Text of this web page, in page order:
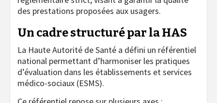
des prestations proposées aux usagers.
Un cadre structuré par la HAS
La Haute Autorité de Santé a défini un référentiel
national permettant d’harmoniser les pratiques
d’évaluation dans les établissements et services
médico-sociaux (ESMS).